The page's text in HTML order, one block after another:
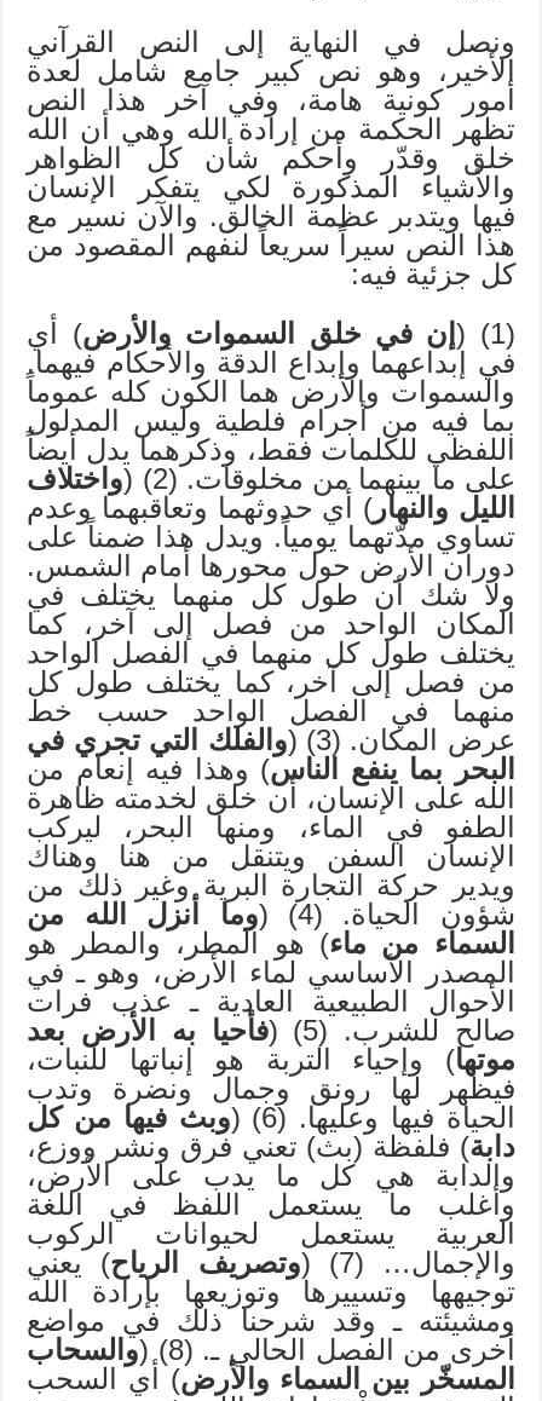
ونصل في النهاية إلى النص القرآني
الأخير، وهو نص كبير جامع شامل لعدة
أمور كونية هامة، وفي آخر هذا النص
تظهر الحكمة من إرادة الله وهي أن الله
خلق وقدّر وأحكم شأن كل الظواهر
والأشياء المذكورة لكي يتفكر الإنسان
فيها ويتدبر عظمة الخالق. والآن نسير مع
هذا النص سيراً سريعاً لنفهم المقصود من
كل جزئية فيه:
(1) (
إن في خلق السموات والأرض) أي
في إبداعهما وإبداع الدقة والأحكام فيهما.
والسموات والأرض هما الكون كله عموماً
بما فيه من أجرام فلطية وليس المدلول
اللفظي للكلمات فقط، وذكرهما يدل أيضاً
على ما بينهما من مخلوقات. (2) (
واختلاف
الليل والنهار ) أي حدوثهما وتعاقبهما وعدم
تساوي مدّتهما يومياً. ويدل هذا ضمناً على
دوران الأرض حول محورها أمام الشمس.
ولا شك أن طول كل منهما يختلف في
المكان الواحد من فصل إلى آخر، كما
يختلف طول كل منهما في الفصل الواحد
من فصل إلى آخر، كما يختلف طول كل
منهما في الفصل الواحد حسب خط
عرض المكان. (3) (
والفلك التي تجري في
البحر بما ينفع الناس) وهذا فيه إنعام من
الله على الإنسان، أن خلق لخدمته ظاهرة
الطفو في الماء، ومنها البحر، ليركب
الإنسان السفن ويتنقل من هنا وهناك
ويدير حركة التجارة البرية وغير ذلك من
شؤون الحياة. (4) (
وما أنزل الله من
السماء من ماء) هو المطر، والمطر هو
المصدر الأساسي لماء الأرض، وهو ـ في
الأحوال الطبيعية العادية ـ عذب فرات
صالح للشرب. (5) (
فأحيا به الأرض بعد
موتها) وإحياء التربة هو إنباتها للنبات،
فيظهر لها رونق وجمال ونضرة وتدب
الحياة فيها وعليها. (6) (
وبث فيها من كل
دابة) فلفظة (بث) تعني فرق ونشر ووزع،
والدابة هي كل ما يدب على الأرض،
وأغلب ما يستعمل اللفظ في اللغة
العربية يستعمل لحيوانات الركوب
والإجمال… (7) (
وتصريف الرياح) يعني
توجيهها وتسييرها وتوزيعها بإرادة الله
ومشيئته ـ وقد شرحنا ذلك في مواضع
أخرى من الفصل الحالي ـ. (8) (
والسحاب
المسخّر بين السماء والأرض) أي السحب